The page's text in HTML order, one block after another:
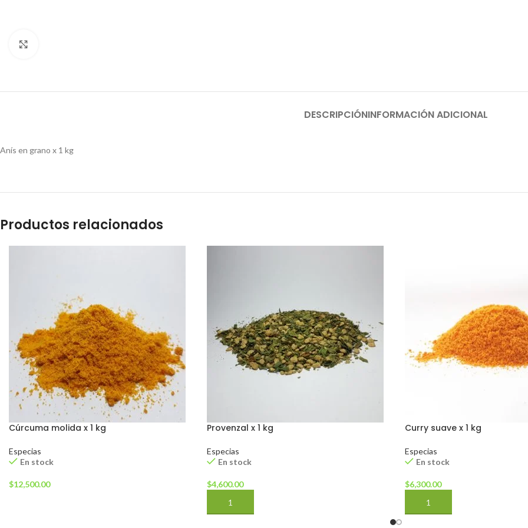
DESCRIPCIÓNINFORMACIÓN ADICIONAL
Anís en grano x 1 kg
Productos relacionados
Cúrcuma molida x 1 kg
Especias
En stock
$12,500.00
Provenzal x 1 kg
Especias
En stock
$4,600.00
AÑADIR AL CARRITO
Curry suave x 1 kg
Especias
En stock
$6,300.00
AÑADIR AL CARRITO